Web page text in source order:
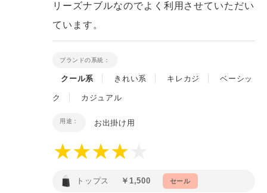
リーズナブルなのでよく利用させていただい
ています。
ブランドの系統：
クール系 きれい系 キレカジ ベーシッ
ク カジュアル
用途： お出掛け用
トップス ￥1,500 セール